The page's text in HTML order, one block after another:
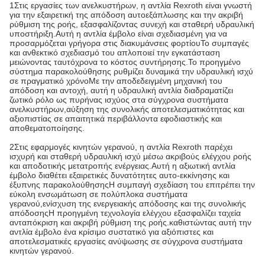
1Στις εργασίες των ανελκυστήρων, η αντλία Rexroth είναι γνωστή
για την εξαιρετική της απόδοση αυτοεξάπλωσης και την ακριβή
ρύθμιση της ροής, εξασφαλίζοντας συνεχή και σταθερή υδραυλική
υποστήριξη.Αυτή η αντλία έμβολο είναι σχεδιασμένη για να
προσαρμόζεται γρήγορα στις διακυμάνσεις φορτίουΤο συμπαγές
και ανθεκτικό σχεδιασμό του απλοποιεί την εγκατάσταση
μειώνοντας ταυτόχρονα το κόστος συντήρησης.Το προηγμένο
σύστημα παρακολούθησης ρυθμίζει δυναμικά την υδραυλική ισχύ
σε πραγματικό χρόνοΜε την αποδεδειγμένη μηχανική του
απόδοση και αντοχή, αυτή η υδραυλική αντλία διαδραματίζει
ζωτικό ρόλο ως πυρήνας ισχύος στα σύγχρονα συστήματα
ανελκυστήρων,αύξηση της συνολικής αποτελεσματικότητας και
αξιοπιστίας σε απαιτητικά περιβάλλοντα εφοδιαστικής και
αποθεματοποίησης.
2Στις εφαρμογές κινητών γερανού, η αντλία Rexroth παρέχει
ισχυρή και σταθερή υδραυλική ισχύ μέσω ακριβούς ελέγχου ροής
και αποδοτικής μετατροπής ενέργειας.Αυτή η αξιωτική αντλία
έμβολο διαθέτει εξαιρετικές δυνατότητες αυτο-εκκίνησης και
έξυπνης παρακολούθησηςΗ συμπαγή σχεδίαση του επιτρέπει την
εύκολη ενσωμάτωση σε πολύπλοκα συστήματα
γερανού,ενίσχυση της ενεργειακής απόδοσης και της συνολικής
απόδοσηςΗ προηγμένη τεχνολογία ελέγχου εξασφαλίζει ταχεία
ανταπόκριση και ακριβή ρύθμιση της ροής.καθιστώντας αυτή την
αντλία έμβολο ένα κρίσιμο συστατικό για αξιόπιστες και
αποτελεσματικές εργασίες ανύψωσης σε σύγχρονα συστήματα
κινητών γερανού.